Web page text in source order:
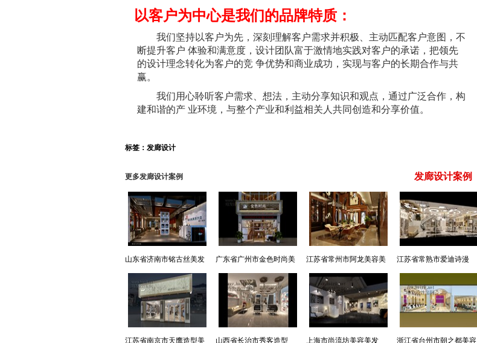
以客户为中心是我们的品牌特质：
我们坚持以客户为先，深刻理解客户需求并积极、主动匹配客户意图，不
断提升客户 体验和满意度，设计团队富于激情地实践对客户的承诺，把领先
的设计理念转化为客户的竞 争优势和商业成功，实现与客户的长期合作与共
赢。
我们用心聆听客户需求、想法，主动分享知识和观点，通过广泛合作，构
建和谐的产 业环境，与整个产业和利益相关人共同创造和分享价值。
标签： 发廊设计
更多发廊设计案例 发廊设计案例
山东省济南市铭古丝美发
沙龙
广东省广州市金色时尚美
发顾问
江苏省常州市阿龙美容美
发—美发部
江苏省常熟市爱迪诗漫
SPA造型会所美发部
江苏省南京市天鹰造型美 山西省长治市秀客造型 上海市尚流坊美容美发 浙江省台州市朝之都美容